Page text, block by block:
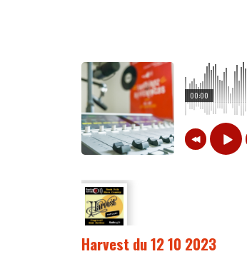
00:00
Harvest du 12 10 2023